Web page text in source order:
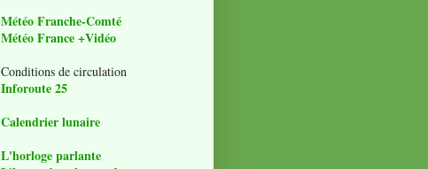
Météo Franche-Comté
Météo France +Vidéo
Conditions de circulation
Inforoute 25
Calendrier lunaire
L'horloge parlante